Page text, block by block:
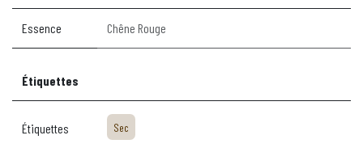
Essence Chêne Rouge
Étiquettes
Étiquettes Sec